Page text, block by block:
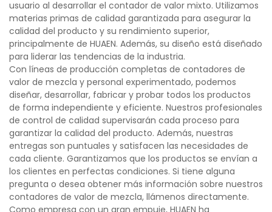
usuario al desarrollar el contador de valor mixto. Utilizamos
materias primas de calidad garantizada para asegurar la
calidad del producto y su rendimiento superior,
principalmente de HUAEN. Además, su diseño está diseñado
para liderar las tendencias de la industria.
Con líneas de producción completas de contadores de
valor de mezcla y personal experimentado, podemos
diseñar, desarrollar, fabricar y probar todos los productos
de forma independiente y eficiente. Nuestros profesionales
de control de calidad supervisarán cada proceso para
garantizar la calidad del producto. Además, nuestras
entregas son puntuales y satisfacen las necesidades de
cada cliente. Garantizamos que los productos se envían a
los clientes en perfectas condiciones. Si tiene alguna
pregunta o desea obtener más información sobre nuestros
contadores de valor de mezcla, llámenos directamente.